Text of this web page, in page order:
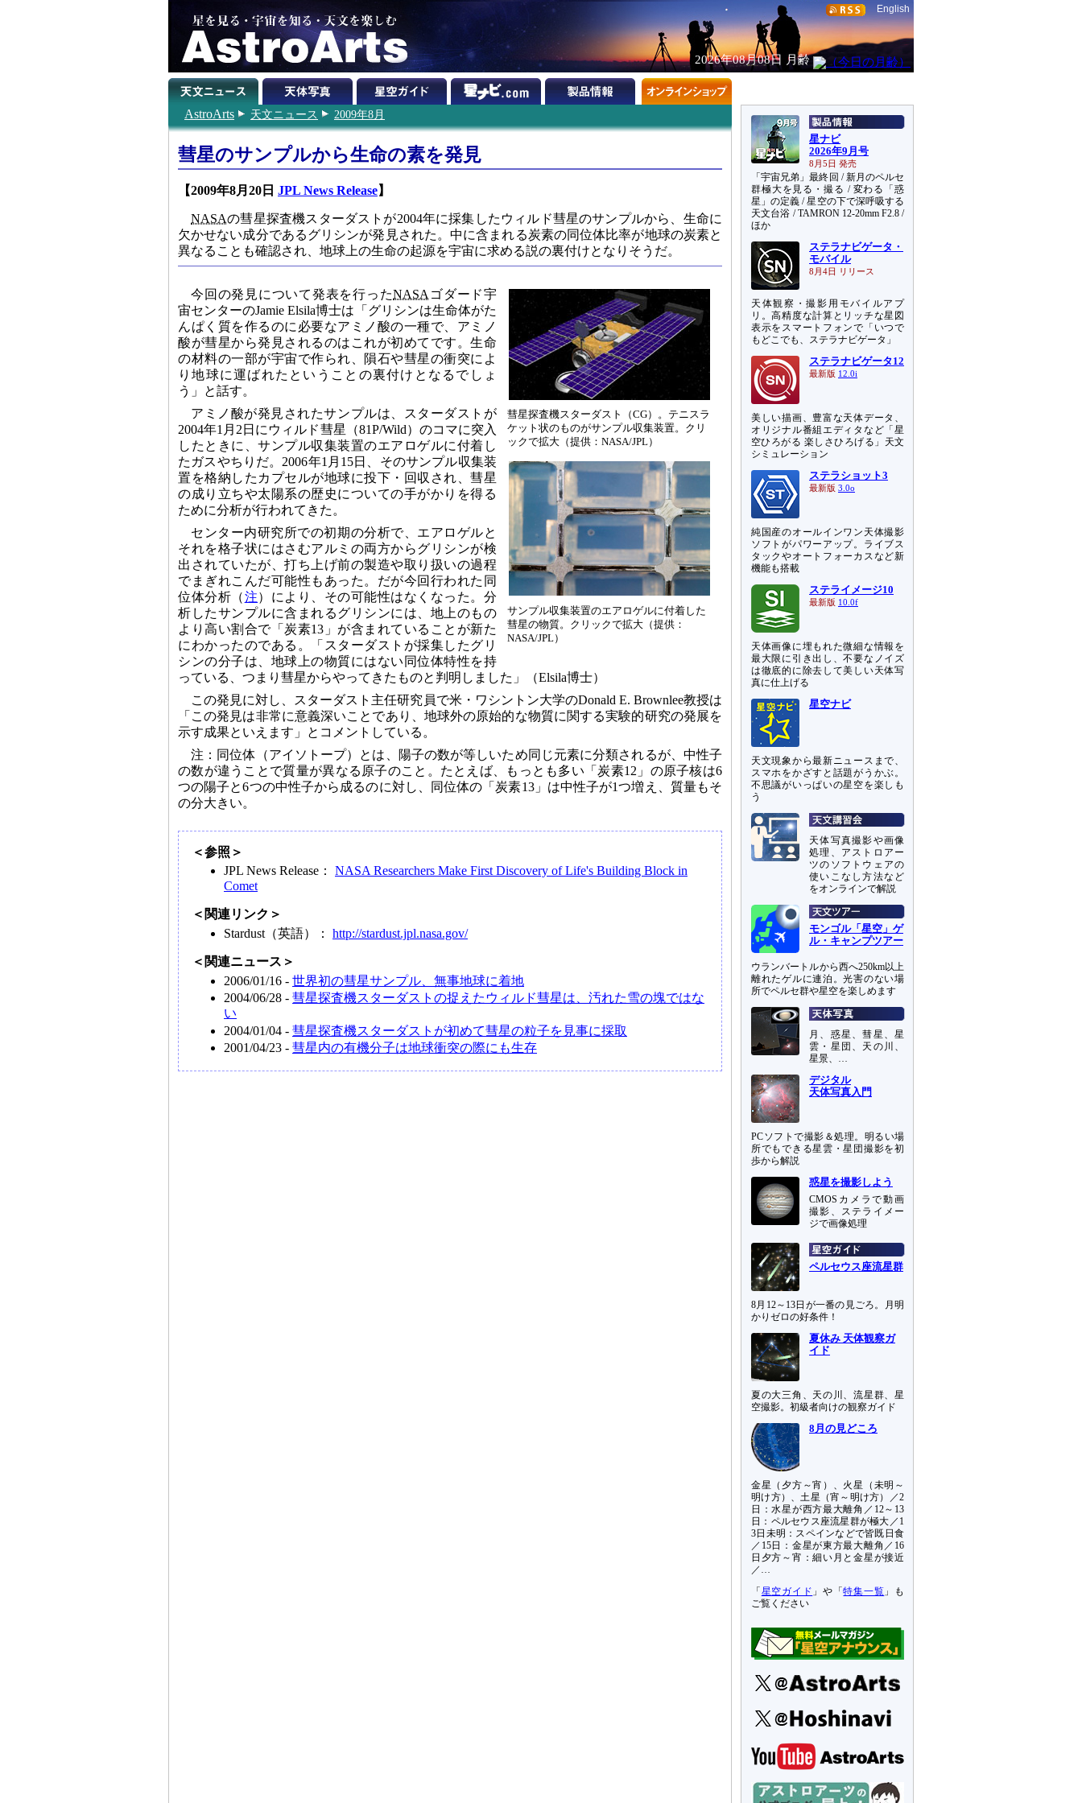
English
2026年08月08日 月齢
AstroArts 天文ニュース 2009年8月
彗星のサンプルから生命の素を発見
【2009年8月20日 JPL News Release】
NASAの彗星探査機スターダストが2004年に採集したウィルド彗星のサンプルから、生命に
欠かせない成分であるグリシンが発見された。中に含まれる炭素の同位体比率が地球の炭素と
異なることも確認され、地球上の生命の起源を宇宙に求める説の裏付けとなりそうだ。
彗星探査機スターダスト（CG）。テニスラ
ケット状のものがサンプル収集装置。クリ
ックで拡大（提供：NASA/JPL）
サンプル収集装置のエアロゲルに付着した
彗星の物質。クリックで拡大（提供：
NASA/JPL）
今回の発見について発表を行ったNASA ゴダード宇
宙センターのJamie Elsila博士は「グリシンは生命体がた
んぱく質を作るのに必要なアミノ酸の一種で、アミノ
酸が彗星から発見されるのはこれが初めてです。生命
の材料の一部が宇宙で作られ、隕石や彗星の衝突によ
り地球に運ばれたということの裏付けとなるでしょ
う」と話す。
アミノ酸が発見されたサンプルは、スターダストが
2004年1月2日にウィルド彗星（81P/Wild）のコマに突入
したときに、サンプル収集装置のエアロゲルに付着し
たガスやちりだ。2006年1月15日、そのサンプル収集装
置を格納したカプセルが地球に投下・回収され、彗星
の成り立ちや太陽系の歴史についての手がかりを得る
ために分析が行われてきた。
センター内研究所での初期の分析で、エアロゲルと
それを格子状にはさむアルミの両方からグリシンが検
出されていたが、打ち上げ前の製造や取り扱いの過程
でまぎれこんだ可能性もあった。だが今回行われた同
位体分析（注）により、その可能性はなくなった。分
析したサンプルに含まれるグリシンには、地上のもの
より高い割合で「炭素13」が含まれていることが新た
にわかったのである。「スターダストが採集したグリ
シンの分子は、地球上の物質にはない同位体特性を持
っている、つまり彗星からやってきたものと判明しました」（Elsila博士）
この発見に対し、スターダスト主任研究員で米・ワシントン大学のDonald E. Brownlee教授は
「この発見は非常に意義深いことであり、地球外の原始的な物質に関する実験的研究の発展を
示す成果といえます」とコメントしている。
注：同位体（アイソトープ）とは、陽子の数が等しいため同じ元素に分類されるが、中性子
の数が違うことで質量が異なる原子のこと。たとえば、もっとも多い「炭素12」の原子核は6
つの陽子と6つの中性子から成るのに対し、同位体の「炭素13」は中性子が1つ増え、質量もそ
の分大きい。
＜参照＞
JPL News Release： NASA Researchers Make First Discovery of Life's Building Block in
Comet
＜関連リンク＞
Stardust（英語）： http://stardust.jpl.nasa.gov/
＜関連ニュース＞
2006/01/16 - 世界初の彗星サンプル、無事地球に着地
2004/06/28 - 彗星探査機スターダストの捉えたウィルド彗星は、汚れた雪の塊ではな
い
2004/01/04 - 彗星探査機スターダストが初めて彗星の粒子を見事に採取
2001/04/23 - 彗星内の有機分子は地球衝突の際にも生存
星ナビ
2026年9月号
8月5日 発売
「宇宙兄弟」最終回 / 新月のペルセ
群極大を見る・撮る / 変わる「惑
星」の定義 / 星空の下で深呼吸する
天文台浴 / TAMRON 12-20mm F2.8 /
ほか
ステラナビゲータ・
モバイル
8月4日 リリース
天体観察・撮影用モバイルアプ
リ。高精度な計算とリッチな星図
表示をスマートフォンで「いつで
もどこでも、ステラナビゲータ」
ステラナビゲータ12
最新版 12.0i
美しい描画、豊富な天体データ、
オリジナル番組エディタなど「星
空ひろがる 楽しさひろげる」天文
シミュレーション
ステラショット3
最新版 3.0o
純国産のオールインワン天体撮影
ソフトがパワーアップ。ライブス
タックやオートフォーカスなど新
機能も搭載
ステライメージ10
最新版 10.0f
天体画像に埋もれた微細な情報を
最大限に引き出し、不要なノイズ
は徹底的に除去して美しい天体写
真に仕上げる
星空ナビ
天文現象から最新ニュースまで、
スマホをかざすと話題がうかぶ。
不思議がいっぱいの星空を楽しも
う
天体写真撮影や画像
処理、アストロアー
ツのソフトウェアの
使いこなし方法など
をオンラインで解説
モンゴル「星空」ゲ
ル・キャンプツアー
ウランバートルから西へ250km以上
離れたゲルに連泊。光害のない場
所でペルセ群や星空を楽しめます
月、惑星、彗星、星
雲・星団、天の川、
星景、…
デジタル
天体写真入門
PCソフトで撮影＆処理。明るい場
所でもできる星雲・星団撮影を初
歩から解説
惑星を撮影しよう
CMOSカメラで動画
撮影、ステライメー
ジで画像処理
ペルセウス座流星群
8月12～13日が一番の見ごろ。月明
かりゼロの好条件！
夏休み 天体観察ガ
イド
夏の大三角、天の川、流星群、星
空撮影。初級者向けの観察ガイド
8月の見どころ
金星（夕方～宵）、火星（未明～
明け方）、土星（宵～明け方）／2
日：水星が西方最大離角／12～13
日：ペルセウス座流星群が極大／1
3日未明：スペインなどで皆既日食
／15日：金星が東方最大離角／16
日夕方～宵：細い月と金星が接近
／…
「 星空ガイド 」や「特集一覧 」も
ご覧ください